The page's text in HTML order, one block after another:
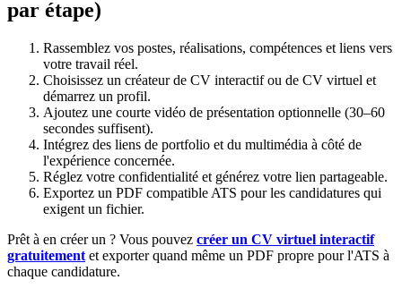
par étape)
Rassemblez vos postes, réalisations, compétences et liens vers
votre travail réel.
Choisissez un créateur de CV interactif ou de CV virtuel et
démarrez un profil.
Ajoutez une courte vidéo de présentation optionnelle (30–60
secondes suffisent).
Intégrez des liens de portfolio et du multimédia à côté de
l'expérience concernée.
Réglez votre confidentialité et générez votre lien partageable.
Exportez un PDF compatible ATS pour les candidatures qui
exigent un fichier.
Prêt à en créer un ? Vous pouvez créer un CV virtuel interactif
gratuitement et exporter quand même un PDF propre pour l'ATS à
chaque candidature.